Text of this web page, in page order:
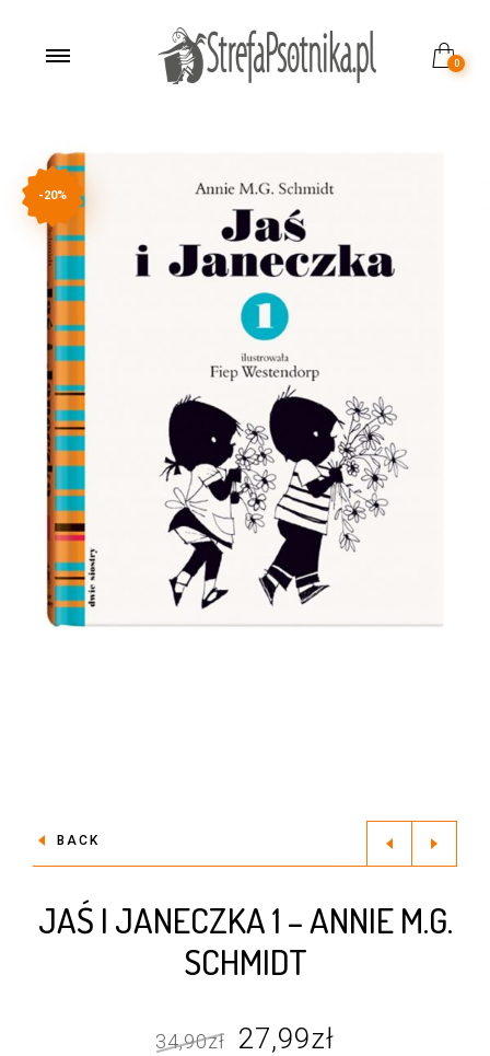
0
-20%
BACK
JAŚ I JANECZKA 1 – ANNIE M.G.
SCHMIDT
34,90zł
Pierwotna
27,99zł